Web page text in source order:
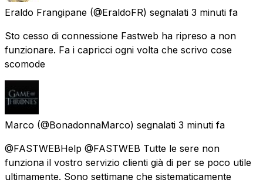
Eraldo Frangipane (@EraldoFR) segnalati 3 minuti fa
Sto cesso di connessione Fastweb ha ripreso a non
funzionare. Fa i capricci ogni volta che scrivo cose
scomode
Marco (@BonadonnaMarco) segnalati 3 minuti fa
@FASTWEBHelp @FASTWEB Tutte le sere non
funziona il vostro servizio clienti già di per se poco utile
ultimamente. Sono settimane che sistematicamente